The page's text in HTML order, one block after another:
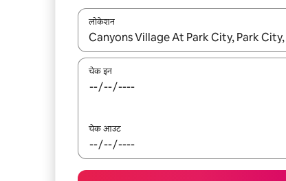
लोकेशन
नतीजों के उपलब्ध होने पर, अप और डाउन 'ऐरो की' का
चेक इन
चेक आउट